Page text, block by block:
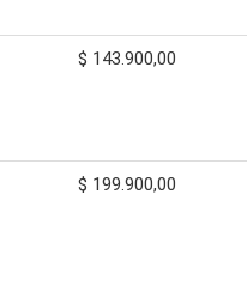
$ 143.900,00
$ 199.900,00